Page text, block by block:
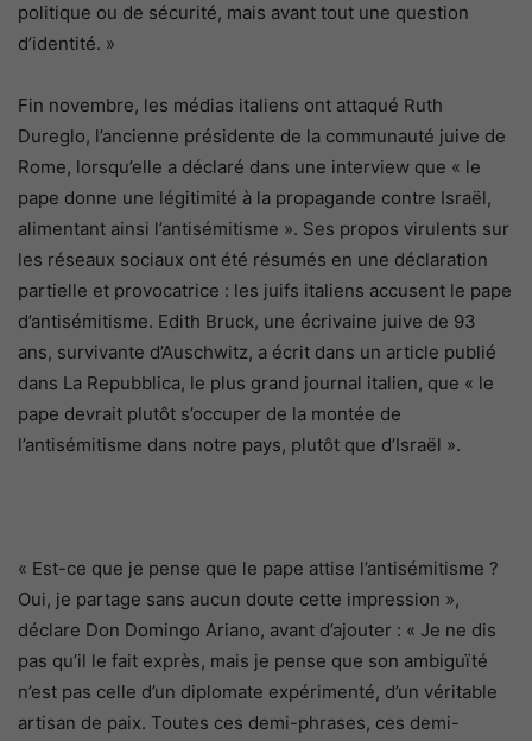
politique ou de sécurité, mais avant tout une question
d’identité. »
Fin novembre, les médias italiens ont attaqué Ruth
Dureglo, l’ancienne présidente de la communauté juive de
Rome, lorsqu’elle a déclaré dans une interview que « le
pape donne une légitimité à la propagande contre Israël,
alimentant ainsi l’antisémitisme ». Ses propos virulents sur
les réseaux sociaux ont été résumés en une déclaration
partielle et provocatrice : les juifs italiens accusent le pape
d’antisémitisme. Edith Bruck, une écrivaine juive de 93
ans, survivante d’Auschwitz, a écrit dans un article publié
dans La Repubblica, le plus grand journal italien, que « le
pape devrait plutôt s’occuper de la montée de
l’antisémitisme dans notre pays, plutôt que d’Israël ».
« Est-ce que je pense que le pape attise l’antisémitisme ?
Oui, je partage sans aucun doute cette impression »,
déclare Don Domingo Ariano, avant d’ajouter : « Je ne dis
pas qu’il le fait exprès, mais je pense que son ambiguïté
n’est pas celle d’un diplomate expérimenté, d’un véritable
artisan de paix. Toutes ces demi-phrases, ces demi-